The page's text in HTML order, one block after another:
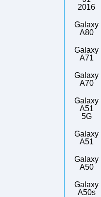
2016
Galaxy
A80
Galaxy
A71
Galaxy
A70
Galaxy
A51
5G
Galaxy
A51
Galaxy
A50
Galaxy
A50s